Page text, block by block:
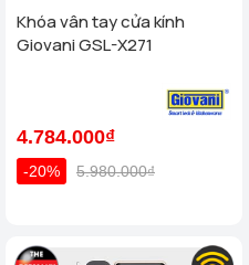
Khóa vân tay cửa kính
Giovani GSL-X271
4.784.000₫
-20% 5.980.000₫